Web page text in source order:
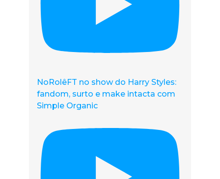
NoRolêFT no show do Harry Styles:
fandom, surto e make intacta com
Simple Organic